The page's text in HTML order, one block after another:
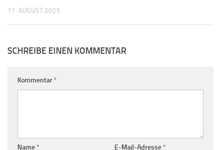
11. AUGUST 2025
SCHREIBE EINEN KOMMENTAR
Kommentar*
Name* E-Mail-Adresse*